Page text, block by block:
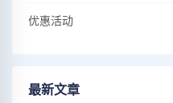
优惠活动
最新文章